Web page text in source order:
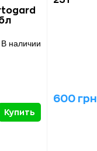
В наличии
Купить
600 грн